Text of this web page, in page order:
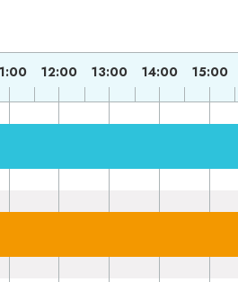
12:00 13:00 14:00 15:00